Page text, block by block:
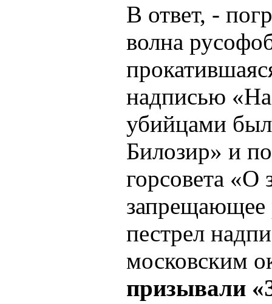
В ответ, -
волна
надписью
убийцами
Билозир» и
горсовета «О
запрещающее
пестрел
московским
призывали